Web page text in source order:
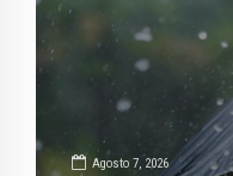
Agosto 7, 2026